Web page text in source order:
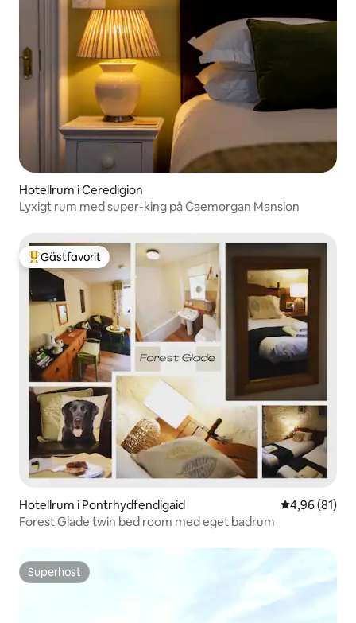
Hotellrum i Ceredigion
Lyxigt rum med super-king på Caemorgan Mansion
Populär gästfavorit
Gästfavorit
Hotellrum i Pontrhydfendigaid 4,96 av 5 i
4,96 (81)
Forest Glade twin bed room med eget badrum
Superhost
Superhost